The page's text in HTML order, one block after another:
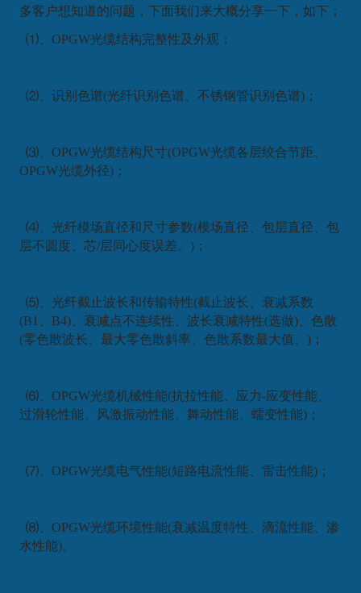
多客户想知道的问题，下面我们来大概分享一下，如下；
⑴、OPGW光缆结构完整性及外观；
⑵、识别色谱(光纤识别色谱、不锈钢管识别色谱)；
⑶、OPGW光缆结构尺寸(OPGW光缆各层绞合节距、
OPGW光缆外径)；
⑷、光纤模场直径和尺寸参数(模场直径、包层直径、包
层不圆度、芯/层同心度误差、)；
⑸、光纤截止波长和传输特性(截止波长、衰减系数
(B1、B4)、衰减点不连续性、波长衰减特性(选做)、色散
(零色散波长、最大零色散斜率、色散系数最大值、)；
⑹、OPGW光缆机械性能(抗拉性能、应力-应变性能、
过滑轮性能、风激振动性能、舞动性能、蠕变性能)；
⑺、OPGW光缆电气性能(短路电流性能、雷击性能)；
⑻、OPGW光缆环境性能(衰减温度特性、滴流性能、渗
水性能)。